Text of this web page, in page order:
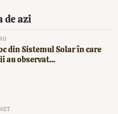
de azi
din Sistemul Solar în care
au observat...